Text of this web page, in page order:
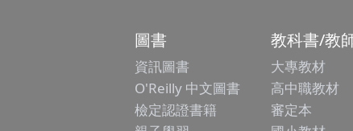
圖書
資訊圖書
O'Reilly 中文圖書
檢定認證書籍
教科書/教
大專教材
高中職教材
審定本